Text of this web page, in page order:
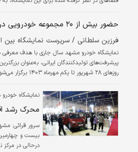
در سنوات پیشین، تولیدکنندگان و فعالان
این مرکز را کامل نمی‌کردند اما امروز هرکدام از
خودرو،‌ به تنهایی کل فضای این مرکز بزرگ و مهم
حضور بیش از ۲۰ مجموعه خودرویی در نمایشگاه خودروی ۱۴۰۳
فرزین سلطانی / سرپرست نمایشگاه بین
نمایشگاه خودرو مشهد سال جاری با هدف معرفی
پیشرفت‌های تولیدکنندگان ایرانی، به‌عنوان
روزهای ۲۸ شهریور تا یکم مهرماه ۱۴۰۳ برگزار می‌شود.
نمایشگاه
محرک رشد
بیست و
درحالی در مرکز